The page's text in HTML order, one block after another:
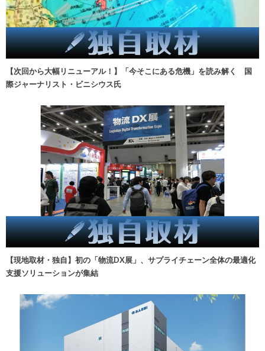
【次回から大幅リニューアル！】「今そこにある危機」を読み解く 国
際ジャーナリスト・ビニシウス氏
【現地取材・独自】初の「物流DX展」、サプライチェーン全体の最適化
支援ソリューションが集結